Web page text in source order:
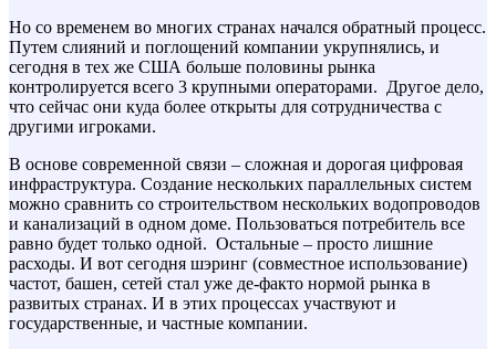
Но со временем во многих странах начался обратный процесс.
Путем слияний и поглощений компании укрупнялись, и
сегодня в тех же США больше половины рынка
контролируется всего 3 крупными операторами. Другое дело,
что сейчас они куда более открыты для сотрудничества с
другими игроками.
В основе современной связи – сложная и дорогая цифровая
инфраструктура. Создание нескольких параллельных систем
можно сравнить со строительством нескольких водопроводов
и канализаций в одном доме. Пользоваться потребитель все
равно будет только одной. Остальные – просто лишние
расходы. И вот сегодня шэринг (совместное использование)
частот, башен, сетей стал уже де-факто нормой рынка в
развитых странах. И в этих процессах участвуют и
государственные, и частные компании.